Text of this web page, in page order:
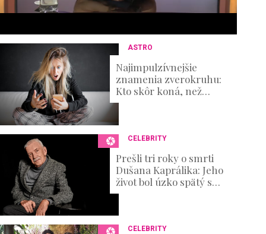
ASTRO
Najimpulzívnejšie
znamenia zverokruhu:
Kto skôr koná, než
premýšľa nad
CELEBRITY
Prešli tri roky o smrti
Dušana Kaprálika: Jeho
život bol úzko spätý s
divadlom, no nechýbali v
skúšky
CELEBRITY